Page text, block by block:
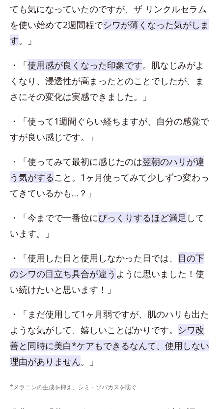
ても気になっていたのですが、ザ リンクルセラム
を使い始めて2週間程でシワが薄くなった気がしま
す。」
・「使用感が良くなった印象です。肌なじみがよ
くなり、浸透性が高まったとのことでしたが、ま
さにその変化は実感できました。」
・「使って1週間ぐらい経ちますが、自分の感覚で
すが良い感じです。」
・「使ってみて最初に感じたのは翌朝のハリが違
う気がすること。1ヶ月使ってみて少しずつ変わっ
てきているかも…？」
・「今までで一番位にびっくりするほど満足 して
います。」
・「使用した日と使用しなかった日では、 目の下
のシワの目立ち具合が違う ように思いました！使
い続けたいと思います！」
・「まだ使用して1ヶ月弱ですが、肌のハリも出た
ような気がして、嬉しいことばかりです。 シワ改
善と同時に美白*ケアもできるなんて、使用しない
理由がありません。」
*メラニンの生成を抑え、シミ・ソバカスを防ぐ